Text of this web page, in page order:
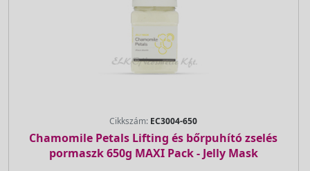
Cikkszám: EC3004-650
Chamomile Petals Lifting és bőrpuhító zselés
pormaszk 650g MAXI Pack - Jelly Mask